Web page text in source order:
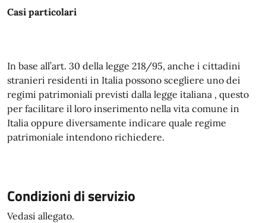
Casi particolari
In base all’art. 30 della legge 218/95, anche i cittadini
stranieri residenti in Italia possono scegliere uno dei
regimi patrimoniali previsti dalla legge italiana , questo
per facilitare il loro inserimento nella vita comune in
Italia oppure diversamente indicare quale regime
patrimoniale intendono richiedere.
Condizioni di servizio
Vedasi allegato.